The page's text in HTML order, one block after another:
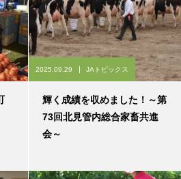
2025.09.29 JAトピックス
輝く成績を収めました！～第
73回北見管内総合家畜共進
会～